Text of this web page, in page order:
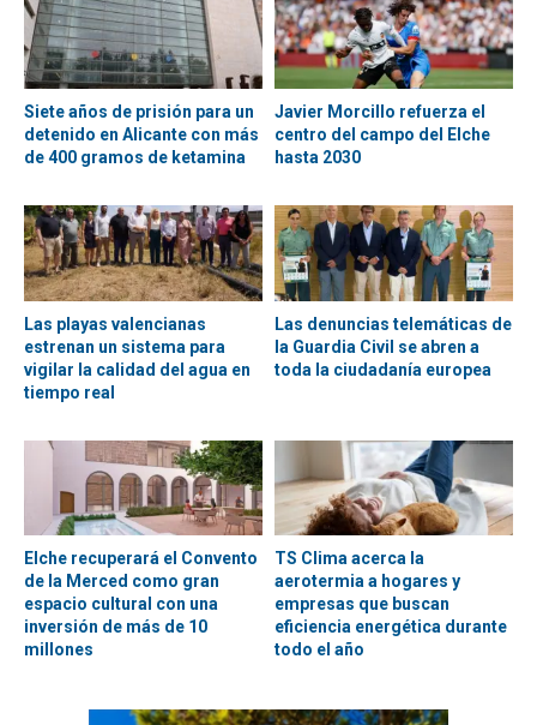
Siete años de prisión para un
detenido en Alicante con más
de 400 gramos de ketamina
Javier Morcillo refuerza el
centro del campo del Elche
hasta 2030
Las playas valencianas
estrenan un sistema para
vigilar la calidad del agua en
tiempo real
Las denuncias telemáticas de
la Guardia Civil se abren a
toda la ciudadanía europea
Elche recuperará el Convento
de la Merced como gran
espacio cultural con una
inversión de más de 10
millones
TS Clima acerca la
aerotermia a hogares y
empresas que buscan
eficiencia energética durante
todo el año